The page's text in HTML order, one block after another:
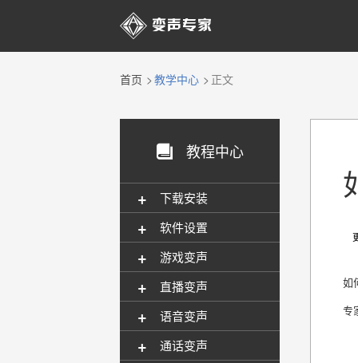

首页 教学中心 正文
 教程中心
下载安装
+
软件设置
+
游戏变声
+
直播变声
+
语音变声
+
通话变声
+
如
专